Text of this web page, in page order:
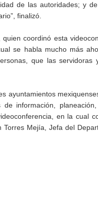
de las autoridades; y
finalizó.
coordinó esta
se habla mucho más
que las servidoras
ayuntamientos
información,
en la cual
Mejía, Jefa del